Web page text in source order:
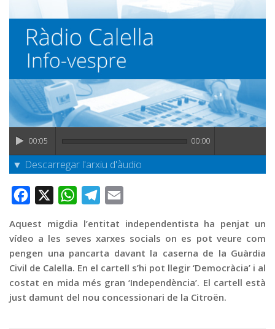
La Banqueta
Transmissions Esportives
Pòdcasts
Vídeos
Graella
Publicitat
00:05 00:00
▼ Descarregar l'arxiu d'àudio
Facebook WhatsAppTelegram
Aquest migdia l’entitat independentista ha penjat un
vídeo a les seves xarxes socials on es pot veure com
pengen una pancarta davant la caserna de la Guàrdia
Civil de Calella. En el cartell s’hi pot llegir ‘Democràcia’ i al
costat en mida més gran ‘Independència’. El cartell està
just damunt del nou concessionari de la Citroën.